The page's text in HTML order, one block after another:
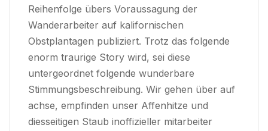
Reihenfolge übers Voraussagung der
Wanderarbeiter auf kalifornischen
Obstplantagen publiziert. Trotz das folgende
enorm traurige Story wird, sei diese
untergeordnet folgende wunderbare
Stimmungsbeschreibung. Wir gehen über auf
achse, empfinden unser Affenhitze und
diesseitigen Staub inoffizieller mitarbeiter